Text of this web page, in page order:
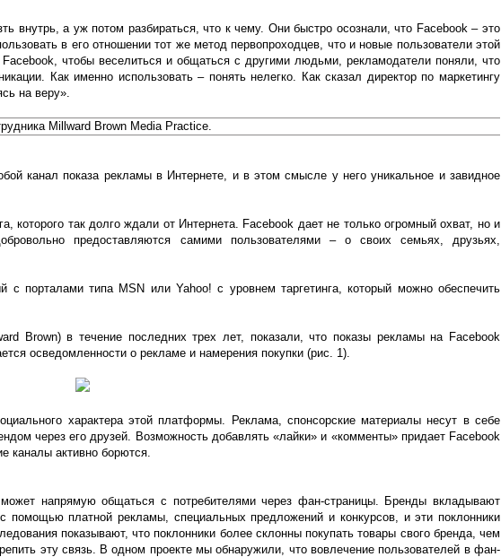
внутрь, а уж потом разбираться, что к чему. Они быстро осознали, что Facebook – это
в его отношении тот же метод первопроходцев, что и новые пользователи этой
чтобы веселиться и общаться с другими людьми, рекламодатели поняли, что
Как именно использовать – понять нелегко. Как сказал директор по маркетингу
на веру».
Millward Brown Media Practice.
канал показа рекламы в Интернете, и в этом смысле у него уникальное и завидное
которого так долго ждали от Интернета. Facebook дает не только огромный охват, но и
предоставляются самими пользователями – о своих семьях, друзьях,
с порталами типа MSN или Yahoo! с уровнем таргетинга, который можно обеспечить
Brown) в течение последних трех лет, показали, что показы рекламы на Facebook
осведомленности о рекламе и намерения покупки (рис. 1).
характера этой платформы. Реклама, спонсорские материалы несут в себе
через его друзей. Возможность добавлять «лайки» и «комменты» придает Facebook
каналы активно борются.
напрямую общаться с потребителями через фан-страницы. Бренды вкладывают
помощью платной рекламы, специальных предложений и конкурсов, и эти поклонники
показывают, что поклонники более склонны покупать товары свого бренда, чем
эту связь. В одном проекте мы обнаружили, что вовлечение пользователей в фан-